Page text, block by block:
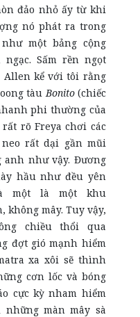
đảo nhỏ ấy từ khi
nó phát ra trong
một bảng cộng
Sấm rền ngọt
Allen kể với tôi rằng
tàuBonito(chiếc
phi thường của
rõ Freya chơi các
rất dại gần mũi
anh như vậy. Đương
hầu như đều yên
một là một khu
không mây. Tuy vậy,
chiều thổi qua
đợt gió mạnh hiểm
xa xôi sẽ thình
cơn lốc và bóng
cực kỳ nham hiểm
màn mây sà